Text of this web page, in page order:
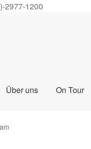
2977-1200
Über uns On Tour